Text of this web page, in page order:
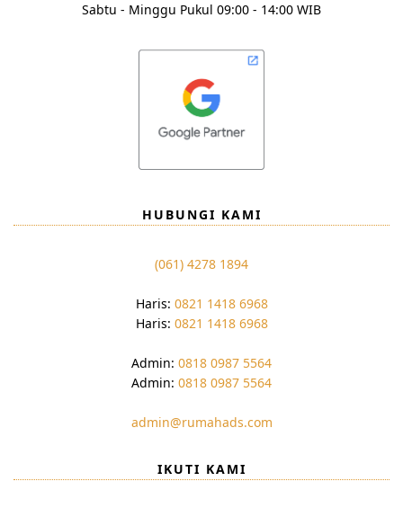
Sabtu - Minggu Pukul 09:00 - 14:00 WIB
HUBUNGI KAMI
(061) 4278 1894
Haris: 0821 1418 6968
Haris: 0821 1418 6968
Admin: 0818 0987 5564
Admin: 0818 0987 5564
admin@rumahads.com
IKUTI KAMI